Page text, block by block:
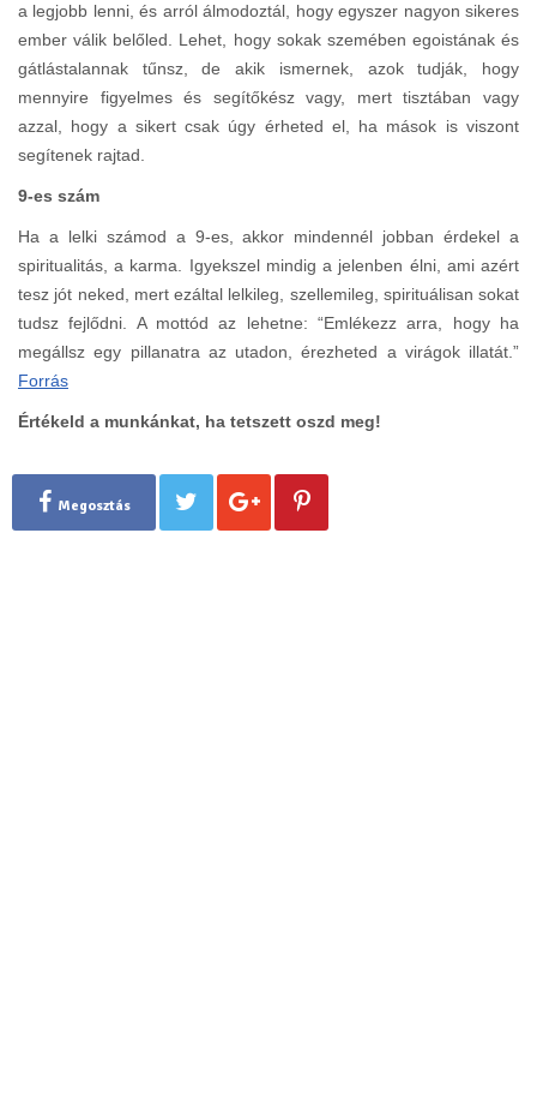
a legjobb lenni, és arról álmodoztál, hogy egyszer nagyon sikeres
ember válik belőled. Lehet, hogy sokak szemében egoistának és
gátlástalannak tűnsz, de akik ismernek, azok tudják, hogy
mennyire figyelmes és segítőkész vagy, mert tisztában vagy
azzal, hogy a sikert csak úgy érheted el, ha mások is viszont
segítenek rajtad.
9-es szám
Ha a lelki számod a 9-es, akkor mindennél jobban érdekel a
spiritualitás, a karma. Igyekszel mindig a jelenben élni, ami azért
tesz jót neked, mert ezáltal lelkileg, szellemileg, spirituálisan sokat
tudsz fejlődni. A mottód az lehetne: “Emlékezz arra, hogy ha
megállsz egy pillanatra az utadon, érezheted a virágok illatát.”
Forrás
Értékeld a munkánkat, ha tetszett oszd meg!
Megosztás